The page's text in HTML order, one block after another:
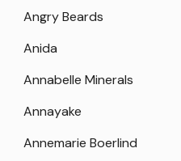
Angry Beards
Anida
Annabelle Minerals
Annayake
Annemarie Boerlind